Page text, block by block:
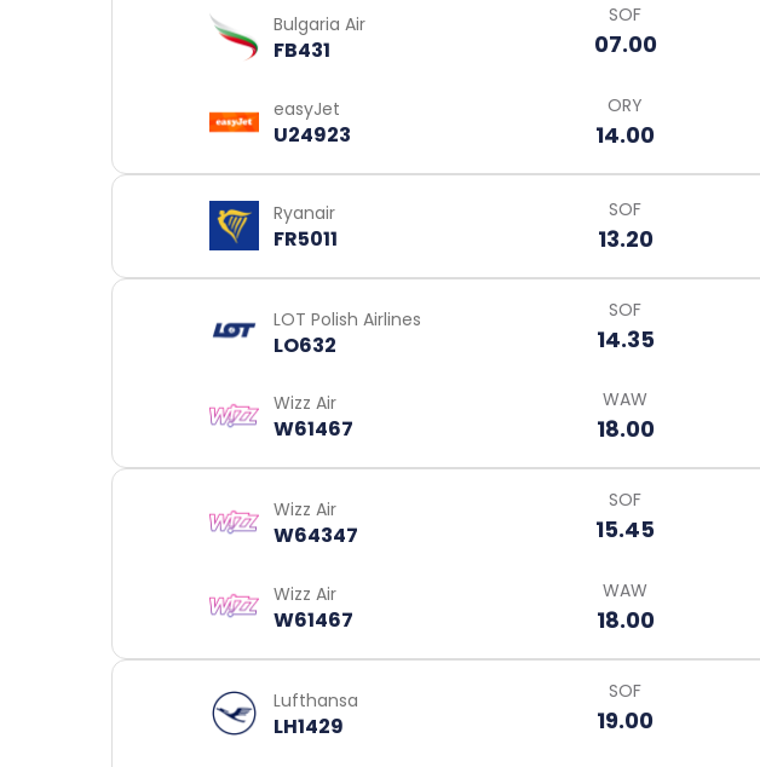
Bulgaria Air
FB431
SOF
07.00
easyJet
U24923
ORY
14.00
Ryanair
FR5011
SOF
13.20
LOT Polish Airlines
LO632
SOF
14.35
Wizz Air
W61467
WAW
18.00
Wizz Air
W64347
SOF
15.45
Wizz Air
W61467
WAW
18.00
Lufthansa
LH1429
SOF
19.00